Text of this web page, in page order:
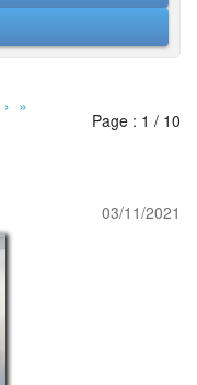
› »
Page : 1 / 10
03/11/2021